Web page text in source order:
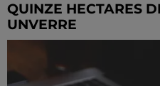
QUINZE HECTARES
UNVERRE